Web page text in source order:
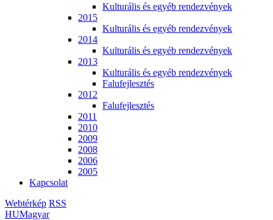
Kulturális és egyéb rendezvények
2015
Kulturális és egyéb rendezvények
2014
Kulturális és egyéb rendezvények
2013
Kulturális és egyéb rendezvények
Falufejlesztés
2012
Falufejlesztés
2011
2010
2009
2008
2006
2005
Kapcsolat
Webtérkép RSS
HUMagyar